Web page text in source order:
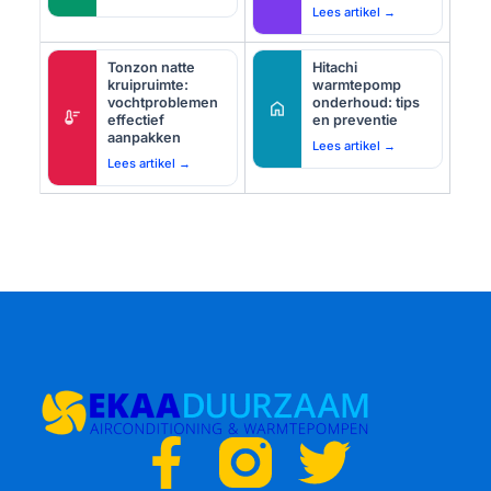
Lees artikel →
thermostat
Tonzon natte
kruipruimte:
vochtproblemen
effectief
aanpakken
Lees artikel →
home
Hitachi
warmtepomp
onderhoud: tips
en preventie
Lees artikel →
F
T